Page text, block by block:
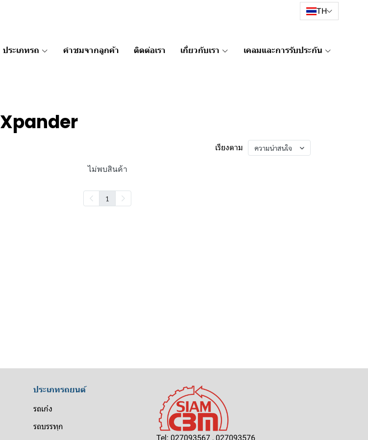
TH
ประเภทรถ คำชมจากลูกค้า ติดต่อเรา เกี่ยวกับเรา เคลมและการรับประกัน
Xpander
เรียงตาม ความน่าสนใจ
ไม่พบสินค้า
1
ประเภทรถยนต์
รถเก๋ง
รถบรรทุก
Tel: 027093567 , 027093576